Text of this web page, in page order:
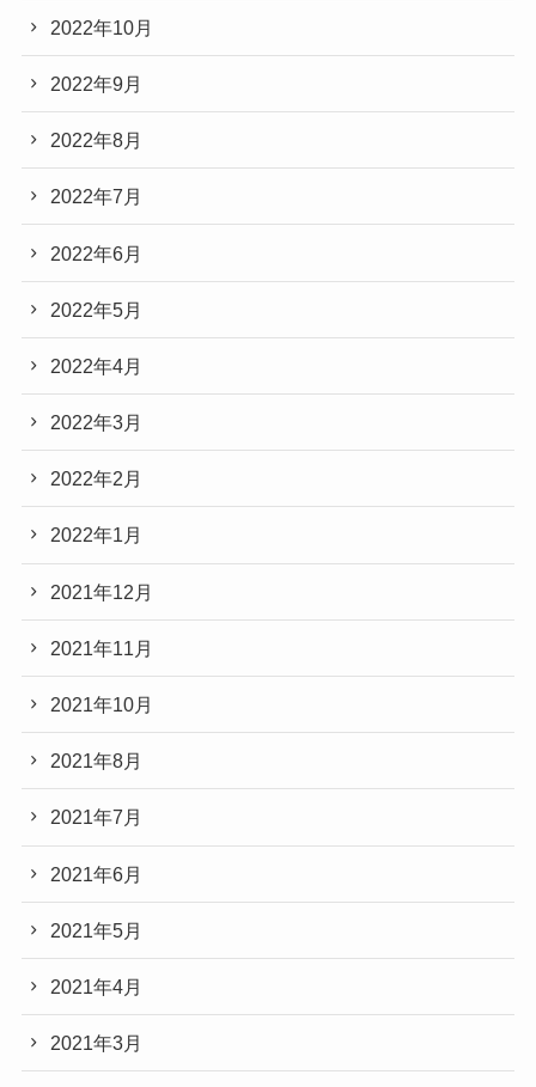
2022年10月
2022年9月
2022年8月
2022年7月
2022年6月
2022年5月
2022年4月
2022年3月
2022年2月
2022年1月
2021年12月
2021年11月
2021年10月
2021年8月
2021年7月
2021年6月
2021年5月
2021年4月
2021年3月